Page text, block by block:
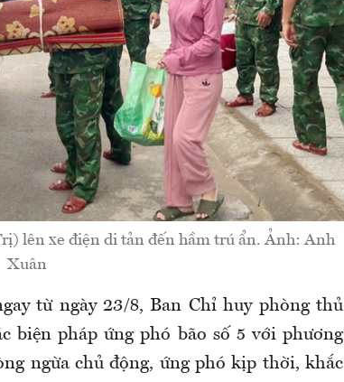
lên xe điện di tản đến hầm trú ẩn. Ảnh: Anh
Xuân
từ ngày 23/8, Ban Chỉ huy phòng thủ
biện pháp ứng phó bão số 5 với phương
ngừa chủ động, ứng phó kịp thời, khắc